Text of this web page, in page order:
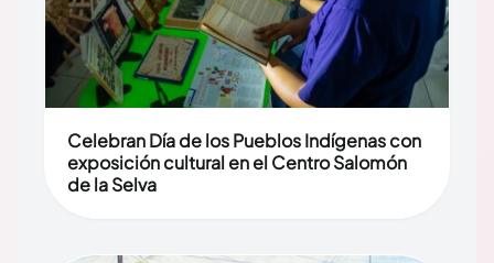
Celebran Día de los Pueblos Indígenas con
exposición cultural en el Centro Salomón
de la Selva